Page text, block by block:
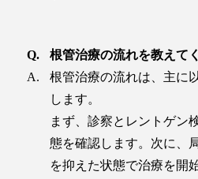
根管治療の流れを教えて
根管治療の流れは、主に
します。
まず、診察とレントゲン
態を確認します。次に、
を抑えた状態で治療を開